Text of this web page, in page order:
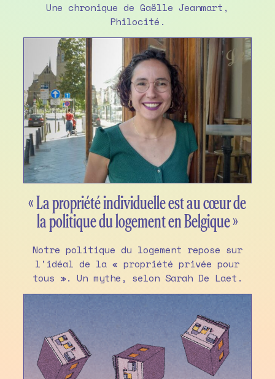
Une chronique de Gaëlle Jeanmart,
Philocité.
« La propriété individuelle est au cœur de
la politique du logement en Belgique »
Notre politique du logement repose sur
l’idéal de la « propriété privée pour
tous ». Un mythe, selon Sarah De Laet.